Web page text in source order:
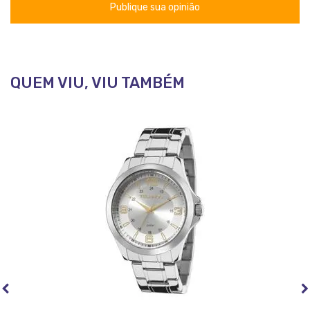
Publique sua opinião
QUEM VIU, VIU TAMBÉM